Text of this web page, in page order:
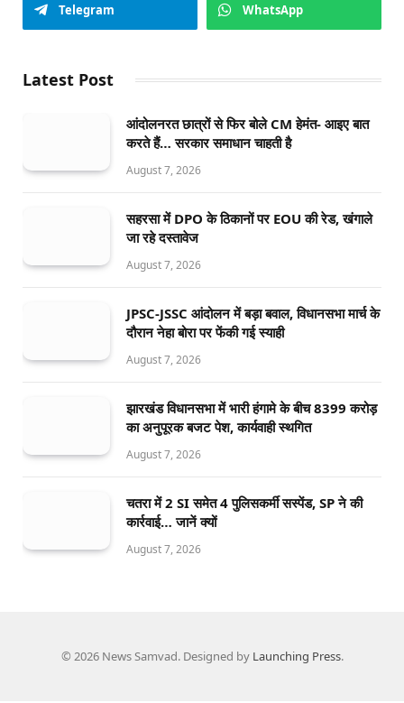
Telegram WhatsApp
Latest Post
आंदोलनरत छात्रों से फिर बोले CM हेमंत- आइए बात
करते हैं… सरकार समाधान चाहती है
August 7, 2026
सहरसा में DPO के ठिकानों पर EOU की रेड, खंगाले
जा रहे दस्तावेज
August 7, 2026
JPSC-JSSC आंदोलन में बड़ा बवाल, विधानसभा मार्च के
दौरान नेहा बोरा पर फेंकी गई स्याही
August 7, 2026
झारखंड विधानसभा में भारी हंगामे के बीच 8399 करोड़
का अनुपूरक बजट पेश, कार्यवाही स्थगित
August 7, 2026
चतरा में 2 SI समेत 4 पुलिसकर्मी सस्पेंड, SP ने की
कार्रवाई… जानें क्यों
August 7, 2026
© 2026 News Samvad. Designed by Launching Press.